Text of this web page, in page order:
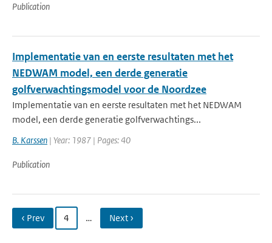
Publication
Implementatie van en eerste resultaten met het
NEDWAM model, een derde generatie
golfverwachtingsmodel voor de Noordzee
Implementatie van en eerste resultaten met het NEDWAM
model, een derde generatie golfverwachtings...
B. Karssen | Year: 1987 | Pages: 40
Publication
‹ Prev 4 … Next ›